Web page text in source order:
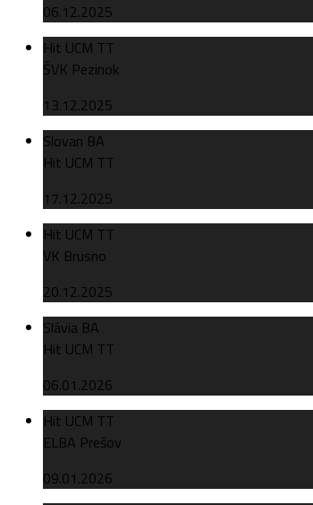
06.12.2025
Hit UCM TT
ŠVK Pezinok
13.12.2025
Slovan BA
Hit UCM TT
17.12.2025
Hit UCM TT
VK Brusno
20.12.2025
Slávia BA
Hit UCM TT
06.01.2026
Hit UCM TT
ELBA Prešov
09.01.2026